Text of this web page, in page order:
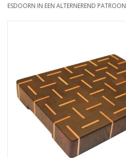
ESDOORN IN EEN ALTERNEREND PATROON